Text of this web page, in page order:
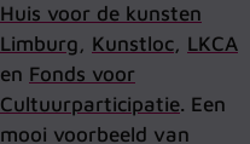
Huis voor de kunsten
Limburg, Kunstloc, LKCA
en Fonds voor
Cultuurparticipatie. Een
mooi voorbeeld van